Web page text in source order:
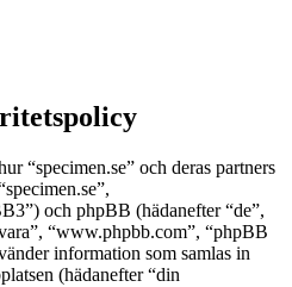
“specimen.se” och deras partners
och phpBB (hädanefter “de”,
“www.phpbb.com”, “phpBB
information som samlas in
(hädanefter “din